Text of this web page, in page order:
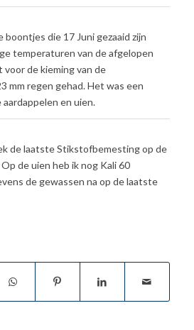
boontjes die 17 Juni gezaaid zijn
temperaturen van de afgelopen
de kieming van de
mm regen gehad. Het was een
en uien.
de laatste Stikstofbemesting op de
de uien heb ik nog Kali 60
de gewassen na op de laatste